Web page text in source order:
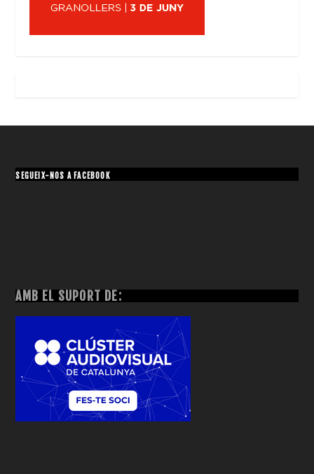
SEGUEIX-NOS A FACEBOOK
AMB EL SUPORT DE: